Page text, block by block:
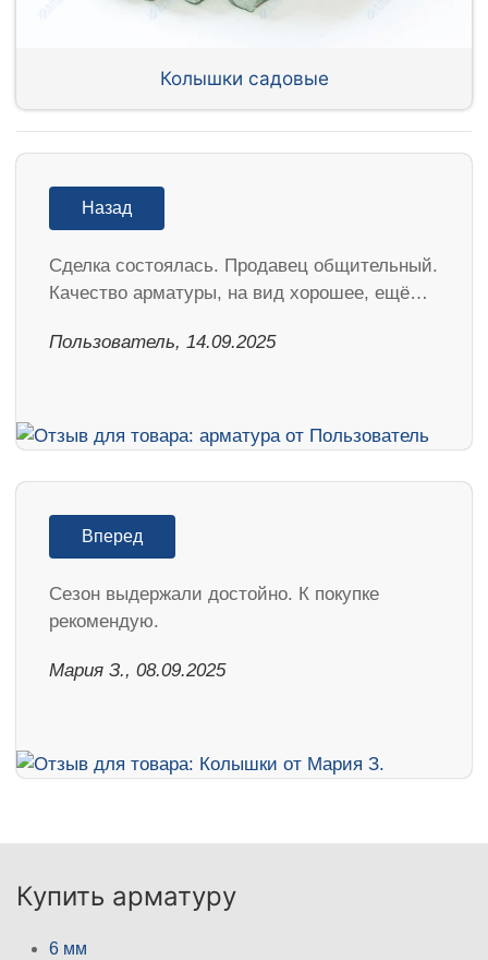
Колышки садовые
Назад
Сделка состоялась. Продавец общительный.
Качество арматуры, на вид хорошее, ещё…
Пользователь, 14.09.2025
Вперед
Cезон выдержали достойно. К покупке
рекомендую.
Мария З., 08.09.2025
Купить арматуру
6 мм